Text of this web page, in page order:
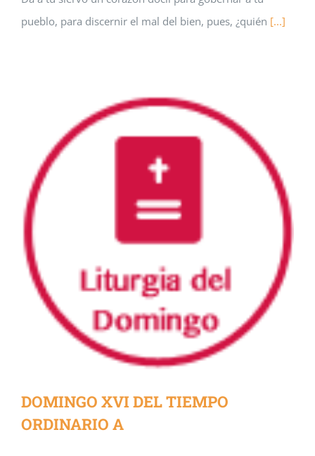
pueblo, para discernir el mal del bien, pues, ¿quién [...]
DOMINGO XVI DEL TIEMPO
ORDINARIO A